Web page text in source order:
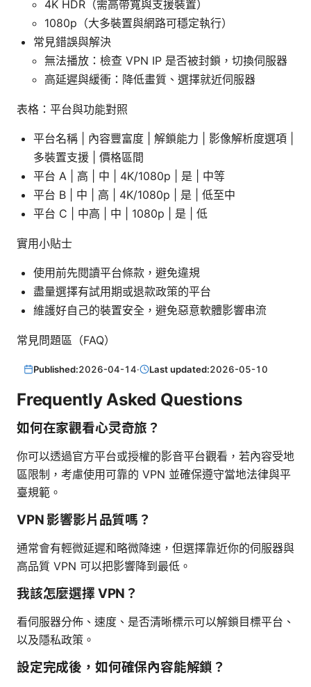
4K HDR（需高帶寬與支援裝置）
1080p（大多裝置與網路可穩定執行）
常見錯誤與解決
無法播放：檢查 VPN IP 是否被封鎖，切換伺服器
高延遲與緩衝：降低畫質、選擇就近伺服器
表格：平台與功能對照
平台名稱 | 內容豐富度 | 解鎖能力 | 影像解析度選項 |
多裝置支援 | 價格區間
平台 A | 高 | 中 | 4K/1080p | 是 | 中等
平台 B | 中 | 高 | 4K/1080p | 是 | 低至中
平台 C | 中高 | 中 | 1080p | 是 | 低
實用小貼士
使用前先閱讀平台條款，避免違規
盡量選擇有試用期或退款政策的平台
維護好自己的裝置安全，避免惡意軟體影響串流
常見問題區（FAQ）
Published:2026-04-14· Last updated:2026-05-10
Frequently Asked Questions
如何在家觀看心灵奇旅？
你可以透過官方平台或授權的影音平台觀看，若內容受地
區限制，考慮使用可靠的 VPN 並確保遵守當地法律與平
臺規範。
VPN 影響影片品質嗎？
通常會有輕微延遲和略微降速，但選擇靠近你的伺服器與
高品質 VPN 可以把影響降到最低。
我該怎麼選擇 VPN？
看伺服器分佈、速度、是否清晰標示可以解鎖目標平台、
以及隱私政策。
設定完成後，如何確保內容能解鎖？